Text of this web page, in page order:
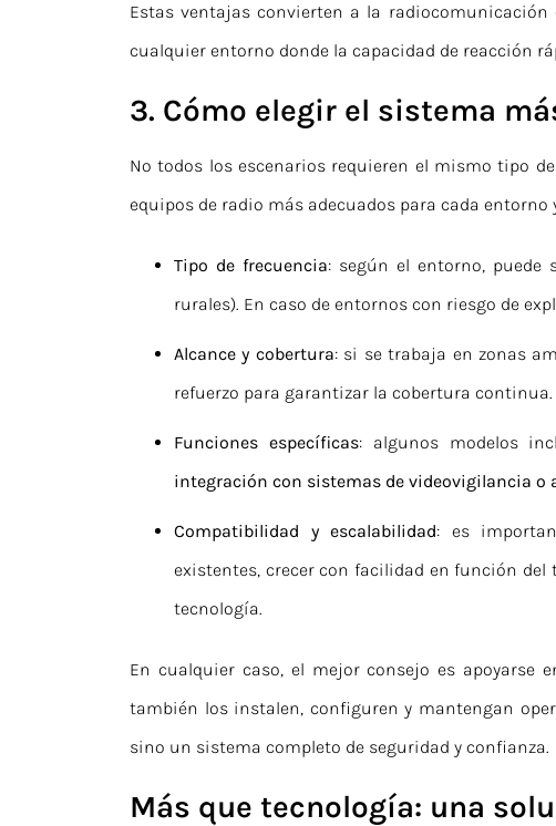
Estas ventajas convierten a la
cualquier entorno donde la capacidad de reacción
3. Cómo elegir el sistema
No todos los escenarios requieren el mismo tipo
equipos de radio más adecuados para cada
Tipo de frecuencia: según el entorno, puede
rurales). En caso de entornos con riesgo de
Alcance y cobertura: si se trabaja en zonas
refuerzo para garantizar la cobertura continua.
Funciones específicas: algunos modelos
integración con sistemas de videovigilancia o
Compatibilidad y escalabilidad: es
existentes, crecer con facilidad en función
tecnología.
En cualquier caso, el mejor consejo es apoyarse
también los instalen, configuren y mantengan
sino un sistema completo de seguridad y confianza.
Más que tecnología: una